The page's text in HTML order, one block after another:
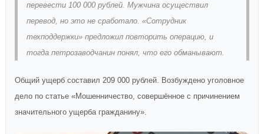
перевести 100 000 рублей. Мужчина осуществил
перевод, но это не сработало. «Сотрудник
техподдержки» предложил повторить операцию, и
тогда петрозаводчанин понял, что его обманывают.
Общий ущерб составил 209 000 рублей. Возбуждено уголовное
дело по статье «Мошенничество, совершённое с причинением
значительного ущерба гражданину».